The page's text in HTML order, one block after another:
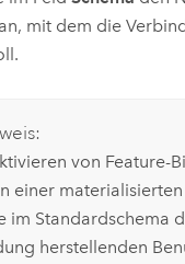
mit dem die
von Feature-
einer
im Standardschema
herstellenden